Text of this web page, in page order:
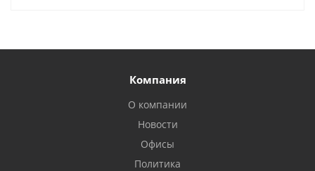
Компания
О компании
Новости
Офисы
Политика